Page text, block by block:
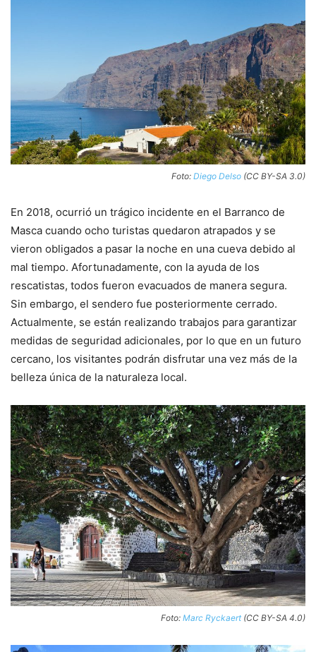
Foto: Diego Delso (CC BY-SA 3.0)
En 2018, ocurrió un trágico incidente en el Barranco de
Masca cuando ocho turistas quedaron atrapados y se
vieron obligados a pasar la noche en una cueva debido al
mal tiempo. Afortunadamente, con la ayuda de los
rescatistas, todos fueron evacuados de manera segura.
Sin embargo, el sendero fue posteriormente cerrado.
Actualmente, se están realizando trabajos para garantizar
medidas de seguridad adicionales, por lo que en un futuro
cercano, los visitantes podrán disfrutar una vez más de la
belleza única de la naturaleza local.
Foto: Marc Ryckaert(CC BY-SA 4.0)